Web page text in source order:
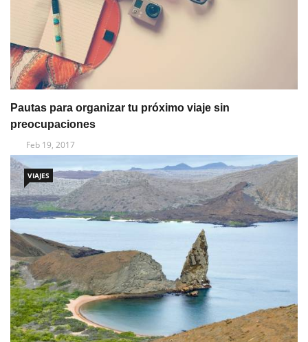
Pautas para organizar tu próximo viaje sin
preocupaciones
Feb 19, 2017
VIAJES